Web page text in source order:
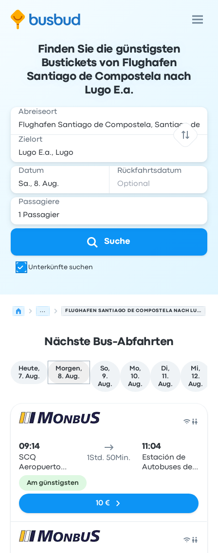
Finden Sie die günstigsten
Bustickets von Flughafen
Santiago de Compostela nach
Lugo E.a.
Abreiseort
Zielort
Datum Rückfahrtsdatum
Passagiere
Suche
Unterkünfte suchen
... FLUGHAFEN SANTIAGO DE COMPOSTELA NACH LUGO E.A.
Nächste Bus-Abfahrten
Heute,
7. Aug.
Morgen,
8. Aug.
So,
9.
Aug.
Mo,
10.
Aug.
Di,
11.
Aug.
Mi,
12.
Aug.
09:14
SCQ
Aeropuerto
Santiago de
Compostela
1Std. 50Min.
11:04
Estación de
Autobuses de
Am günstigsten
10 €